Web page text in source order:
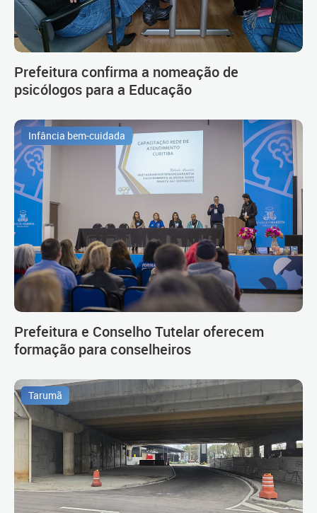
Prefeitura confirma a nomeação de
psicólogos para a Educação
Infância bem-cuidada
Prefeitura e Conselho Tutelar oferecem
formação para conselheiros
Tarumã